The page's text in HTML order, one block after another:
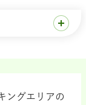
ングエリアの